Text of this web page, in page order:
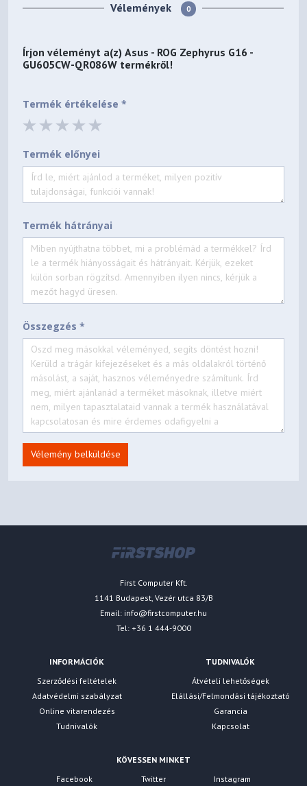
Vélemények 0
Írjon véleményt a(z)Asus - ROG Zephyrus G16 -
GU605CW-QR086W termékről!
Termék értékelése *
Termék előnyei
Termék hátrányai
Összegzés *
Vélemény belküldése
First Computer Kft.
1141 Budapest, Vezér utca 83/B
Email: info@firstcomputer.hu
Tel: +36 1 444-9000
INFORMÁCIÓK
Szerződési feltételek
Adatvédelmi szabályzat
Online vitarendezés
Tudnivalók
TUDNIVALÓK
Átvételi lehetőségek
Elállási/Felmondási tájékoztató
Garancia
Kapcsolat
KÖVESSEN MINKET
Facebook
Twitter Instagram